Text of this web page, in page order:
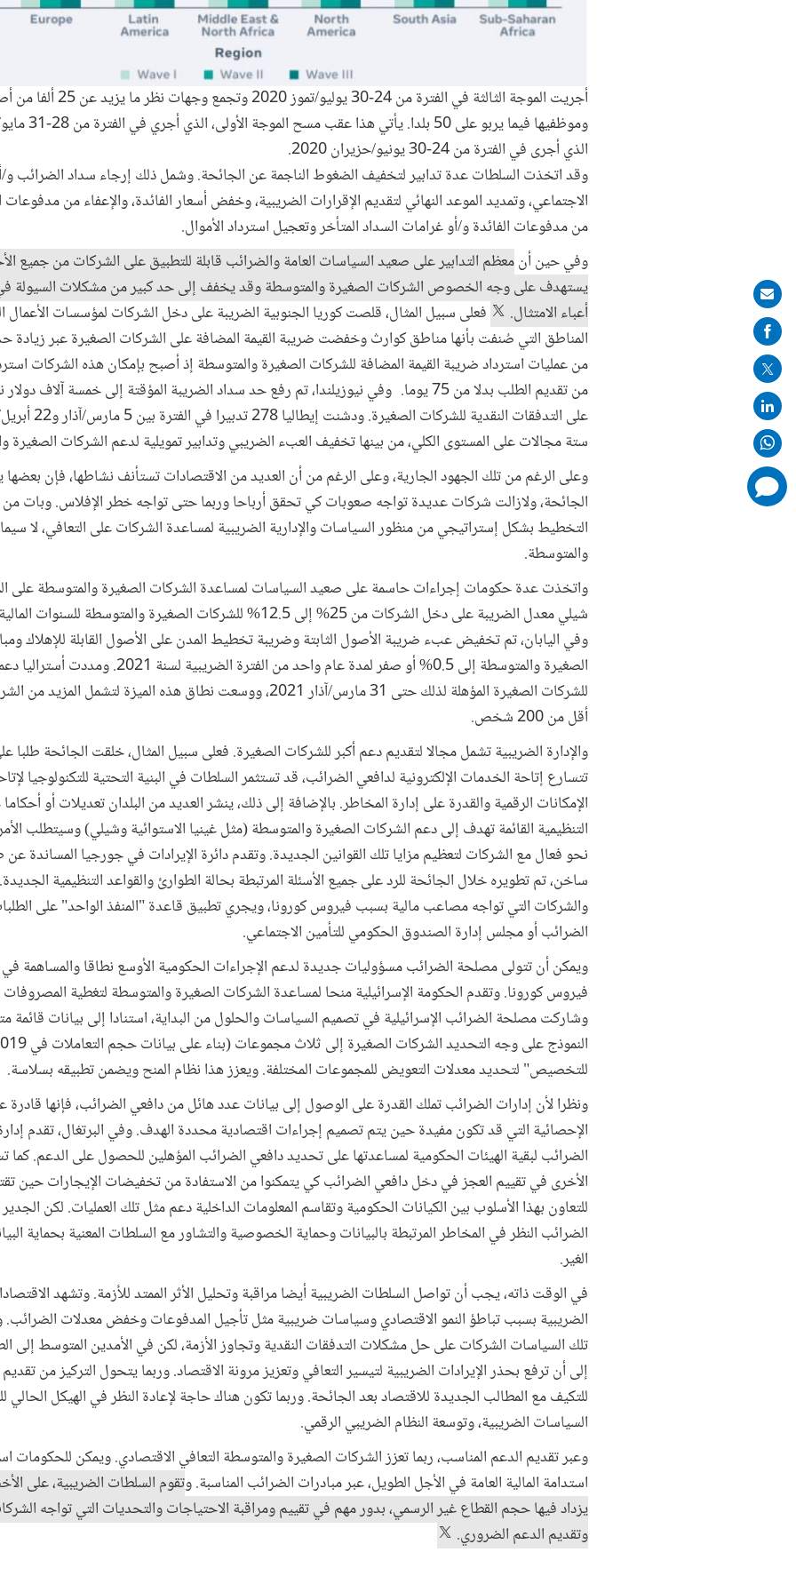
أجريت الموجة الثالثة في
الذي أجرى في الفترة من 24-30 يونيو/حزيران 2020.
وقد اتخذت السلطات عدة تدابير لتخفيف الضغوط الناجمة عن الجائحة. وشمل ذلك إرجاء سداد الضرائب و/
الاجتماعي، وتمديد الموعد النهائي لتقديم الإقرارات الضريبية، وخفض أسعار الفائدة، والإعفاء من مدفوعات
من مدفوعات الفائدة و/أو غرامات السداد المتأخر وتعجيل استرداد الأموال.
وفي حين أنمعظم التدابير على صعيد السياسات العامة والضرائب قابلة للتطبيق على الشركات من جميع
يستهدف على وجه الخصوص الشركات الصغيرة والمتوسطة وقد يخفف إلى حد كبير من مشكلات السيولة
أعباء الامتثال.
فعلى سبيل المثال، قلصت كوريا الجنوبية الضريبة على دخل الشركات لمؤسسات
المناطق التي صُنفت بأنها مناطق كوارث وخفضت ضريبة القيمة المضافة على الشركات الصغيرة عبر
من تقديم الطلب بدلا من 75 يوما. وفي نيوزيلندا، تم رفع حد سداد الضريبة المؤقتة إلى خمسة
على التدفقات
ستة مجالات على المستوى الكلي، من بينها تخفيف العبء الضريبي وتدابير تمويلية لدعم الشركات الصغيرة
وعلى الرغم من تلك الجهود الجارية، وعلى الرغم من أن العديد من الاقتصادات تستأنف نشاطها، فإن
الجائحة، ولازالت شركات عديدة تواجه صعوبات كي تحقق أرباحا وربما حتى تواجه خطر الإفلاس. وبات من
التخطيط بشكل إستراتيجي من منظور السياسات والإدارية الضريبية لمساعدة الشركات على التعافي، لا
والمتوسطة.
واتخذت عدة حكومات إجراءات حاسمة على صعيد السياسات لمساعدة الشركات الصغيرة والمتوسطة على
وفي اليابان، تم تخفيض عبء ضريبة الأصول الثابتة وضريبة تخطيط المدن على الأصول القابلة للإهلاك
للشركات الصغيرة المؤهلة لذلك حتى 31 مارس/آذار 2021، ووسعت نطاق هذه
أقل من 200 شخص.
والإدارة الضريبية تشمل مجالا لتقديم دعم أكبر للشركات الصغيرة. فعلى سبيل المثال، خلقت الجائحة طلبا على
تتسارع إتاحة الخدمات الإلكترونية لدافعي الضرائب، قد تستثمر السلطات في البنية التحتية للتكنولوجيا
الإمكانات الرقمية والقدرة على إدارة المخاطر. بالإضافة إلى ذلك، ينشر العديد من البلدان تعديلات أو
التنظيمية القائمة تهدف إلى دعم الشركات الصغيرة والمتوسطة (مثل غينيا الاستوائية وشيلي) وسيتطلب
نحو فعال مع الشركات لتعظيم مزايا تلك القوانين الجديدة. وتقدم دائرة الإيرادات في جورجيا
ساخن، تم تطويره خلال الجائحة للرد على جميع الأسئلة المرتبطة بحالة الطوارئ والقواعد التنظيمية الجديدة.
والشركات التي تواجه مصاعب مالية بسبب فيروس كورونا، ويجري تطبيق قاعدة "المنفذ الواحد" على
الضرائب أو مجلس إدارة الصندوق الحكومي للتأمين الاجتماعي.
ويمكن أن تتولى مصلحة الضرائب مسؤوليات جديدة لدعم الإجراءات الحكومية الأوسع نطاقا والمساهمة
فيروس كورونا. وتقدم الحكومة الإسرائيلية منحا لمساعدة الشركات الصغيرة والمتوسطة لتغطية المصروفات
وشاركت مصلحة الضرائب الإسرائيلية في تصميم السياسات والحلول من البداية، استنادا إلى بيانات قائمة
للتخصيص" لتحديد معدلات التعويض للمجموعات المختلفة. ويعزز هذا نظام المنح ويضمن تطبيقه بسلاسة.
ونظرا لأن إدارات الضرائب تملك القدرة على الوصول إلى بيانات عدد هائل من دافعي الضرائب، فإنها قادرة
الإحصائية التي قد تكون مفيدة حين يتم تصميم إجراءات اقتصادية محددة الهدف. وفي البرتغال، تقدم
الضرائب لبقية الهيئات الحكومية لمساعدتها على تحديد دافعي الضرائب المؤهلين للحصول على الدعم.
الأخرى في تقييم العجز في دخل دافعي الضرائب كي يتمكنوا من الاستفادة من تخفيضات الإيجارات حين
للتعاون بهذا الأسلوب بين الكيانات الحكومية وتقاسم المعلومات الداخلية دعم مثل تلك العمليات. لكن
الضرائب النظر في المخاطر المرتبطة بالبيانات وحماية الخصوصية والتشاور مع السلطات المعنية بحماية
الغير.
في الوقت ذاته، يجب أن تواصل السلطات الضريبية أيضا مراقبة وتحليل الأثر الممتد للأزمة. وتشهد
الضريبية بسبب تباطؤ النمو الاقتصادي وسياسات ضريبية مثل تأجيل المدفوعات وخفض معدلات الضرائب.
تلك السياسات الشركات على حل مشكلات التدفقات النقدية وتجاوز الأزمة، لكن في الأمدين المتوسط إلى
إلى أن ترفع بحذر الإيرادات الضريبية لتيسير التعافي وتعزيز مرونة الاقتصاد. وربما يتحول التركيز من
للتكيف مع المطالب الجديدة للاقتصاد بعد الجائحة. وربما تكون هناك حاجة لإعادة النظر في الهيكل
السياسات الضريبية، وتوسعة النظام الضريبي الرقمي.
وعبر تقديم الدعم المناسب، ربما تعزز الشركات الصغيرة والمتوسطة التعافي الاقتصادي. ويمكن للحكومات
استدامة المالية العامة في الأجل الطويل، عبر مبادرات الضرائب المناسبة. وتقوم السلطات الضريبية، على
يزداد فيها حجم القطاع غير الرسمي، بدور مهم في تقييم ومراقبة الاحتياجات والتحديات التي تواجه
وتقديم الدعم الضروري.
Share
on
mail
comments
added